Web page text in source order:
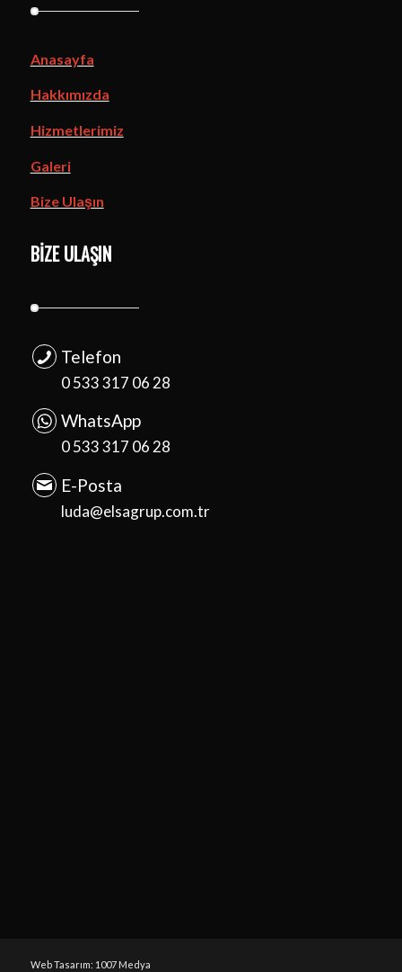
Anasayfa
Hakkımızda
Hizmetlerimiz
Galeri
Bize Ulaşın
BIZE ULAŞIN
Telefon
0 533 317 06 28
WhatsApp
0 533 317 06 28
E-Posta
luda@elsagrup.com.tr
Web Tasarım: 1007 Medya